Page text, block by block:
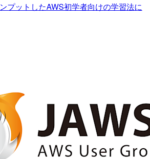
プットしたAWS初学者向けの学習法に